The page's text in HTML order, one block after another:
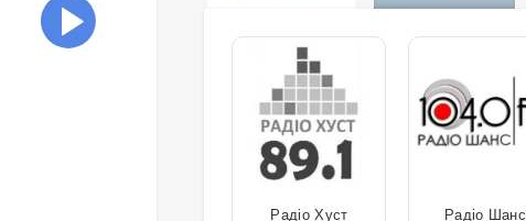
Радіо Хуст Радіо Шанс